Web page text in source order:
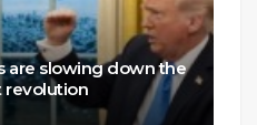
are slowing down the
revolution